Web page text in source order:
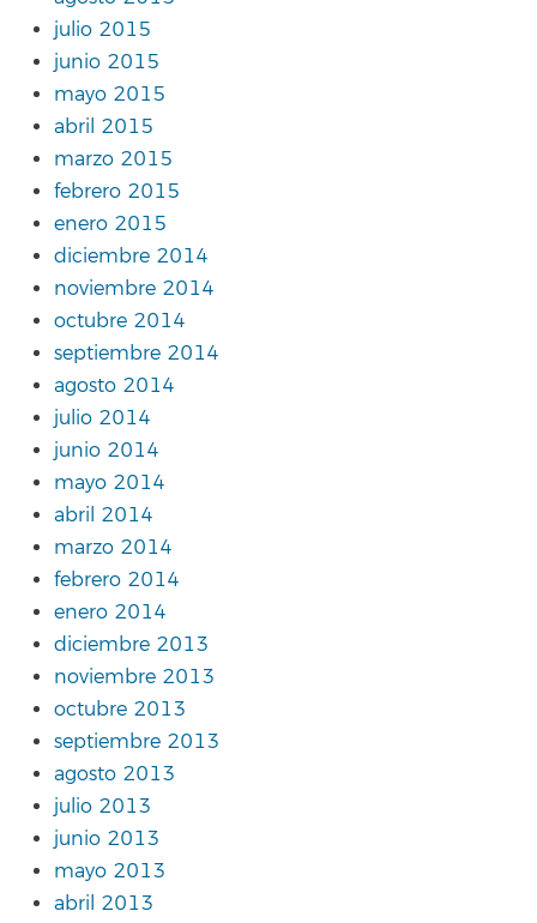
julio 2015
junio 2015
mayo 2015
abril 2015
marzo 2015
febrero 2015
enero 2015
diciembre 2014
noviembre 2014
octubre 2014
septiembre 2014
agosto 2014
julio 2014
junio 2014
mayo 2014
abril 2014
marzo 2014
febrero 2014
enero 2014
diciembre 2013
noviembre 2013
octubre 2013
septiembre 2013
agosto 2013
julio 2013
junio 2013
mayo 2013
abril 2013